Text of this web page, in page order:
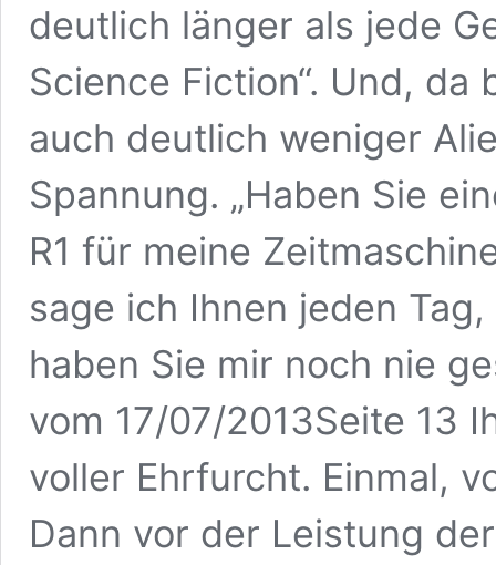
deutlich länger als jede
Science Fiction“. Und,
auch deutlich weniger
Spannung. „Haben Sie
R1 für meine
sage ich Ihnen jeden
haben Sie mir noch nie
vom 17/07/2013Seite 13
voller Ehrfurcht. Einmal,
Dann vor der Leistung